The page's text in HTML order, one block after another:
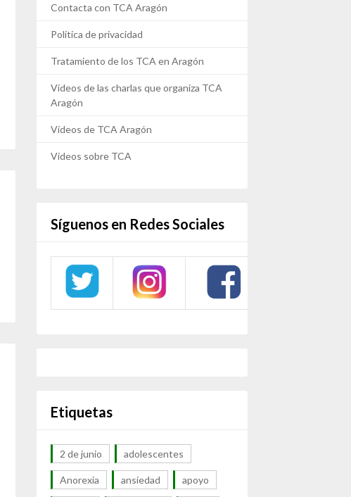
Contacta con TCA Aragón
Política de privacidad
Tratamiento de los TCA en Aragón
Vídeos de las charlas que organiza TCA
Aragón
Vídeos de TCA Aragón
Vídeos sobre TCA
Síguenos en Redes Sociales
Etiquetas
2 de junio adolescentes
Anorexia ansiedad apoyo